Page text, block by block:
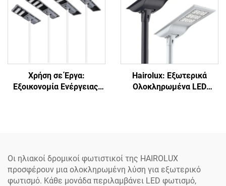
«All-in-One»
Χρήση σε Έργα:
Εξοικονομία Ενέργειας,
Οδικού Φωτός Ηλιακής
Ενέργειας
Hairolux: Εξωτερικά
Ολοκληρωμένα LED
Φωτεινότητας,
αλουμινίου
Οι ηλιακοί δρομικοί φωτιστικοί της HAIROLUX
προσφέρουν μια ολοκληρωμένη λύση για εξωτερικό
φωτισμό. Κάθε μονάδα περιλαμβάνει LED φωτισμό,